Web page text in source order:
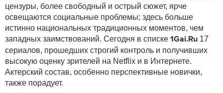
цензуры, более свободный и острый сюжет, ярче
освещаются социальные проблемы; здесь больше
истинно национальных традиционных моментов, чем
западных заимствований. Сегодня в списке 1Gai.Ru 17
сериалов, прошедших строгий контроль и получивших
высокую оценку зрителей на Netflix и в Интернете.
Актерский состав, особенно перспективные новички,
также порадует.